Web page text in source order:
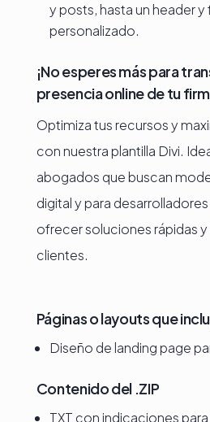
y posts, hasta un header
personalizado.
¡No esperes más para
presencia online de tu
Optimiza tus recursos y
con nuestra plantilla Divi.
abogados que buscan
digital y para
ofrecer soluciones rápidas
clientes.
Páginas o layouts que
Diseño de landing page
Contenido del .ZIP
TXT con indicaciones